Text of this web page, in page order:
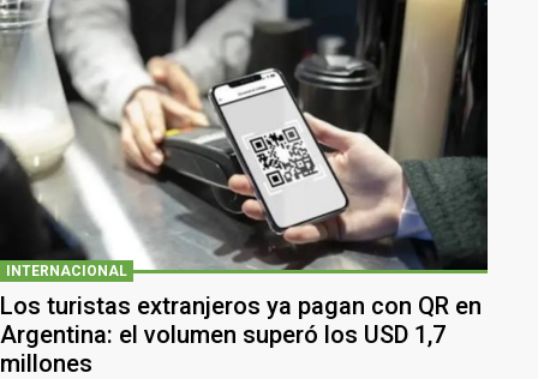
INTERNACIONAL
Los turistas extranjeros ya pagan con QR en
Argentina: el volumen superó los USD 1,7
millones